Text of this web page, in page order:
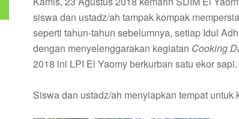
siswa dan ustadz/ah tampak kompak
seperti tahun-tahun sebelumnya, setiap Idul
dengan menyelenggarakan kegiatan Cooking
2018 ini LPI El Yaomy berkurban satu ekor sapi.
Siswa dan ustadz/ah menyiapkan tempat untuk